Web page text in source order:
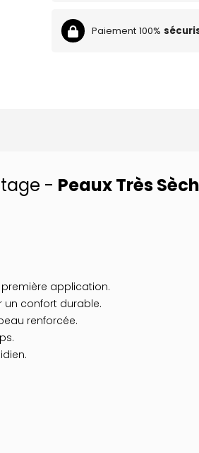
Paiement 100%
- Peaux Très
application.
un confort durable.
renforcée.